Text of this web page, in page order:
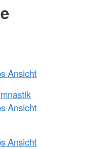
Ansicht
Ansicht
Ansicht